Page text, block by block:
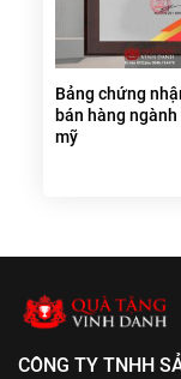
Bảng chứng
bán hàng
mỹ
CÔNG TY TNHH